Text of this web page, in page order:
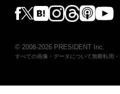
© 2008-2026 PRESIDENT Inc.
すべての画像・データについて無断転用・